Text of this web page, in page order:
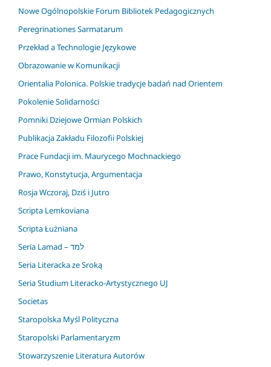
Nowe Ogólnopolskie Forum Bibliotek Pedagogicznych
Peregrinationes Sarmatarum
Przekład a Technologie Językowe
Obrazowanie w Komunikacji
Orientalia Polonica. Polskie tradycje badań nad Orientem
Pokolenie Solidarności
Pomniki Dziejowe Ormian Polskich
Publikacja Zakładu Filozofii Polskiej
Prace Fundacji im. Maurycego Mochnackiego
Prawo, Konstytucja, Argumentacja
Rosja Wczoraj, Dziś i Jutro
Scripta Lemkoviana
Scripta Łużniana
Seria Lamad – למד
Seria Literacka ze Sroką
Seria Studium Literacko-Artystycznego UJ
Societas
Staropolska Myśl Polityczna
Staropolski Parlamentaryzm
Stowarzyszenie Literatura Autorów